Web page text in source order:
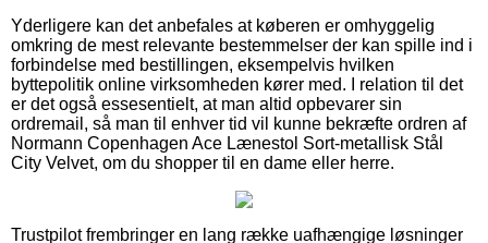
Yderligere kan det anbefales at køberen er omhyggelig
omkring de mest relevante bestemmelser der kan spille ind i
forbindelse med bestillingen, eksempelvis hvilken
byttepolitik online virksomheden kører med. I relation til det
er det også essesentielt, at man altid opbevarer sin
ordremail, så man til enhver tid vil kunne bekræfte ordren af
Normann Copenhagen Ace Lænestol Sort-metallisk Stål
City Velvet, om du shopper til en dame eller herre.
Trustpilot frembringer en lang række uafhængige løsninger